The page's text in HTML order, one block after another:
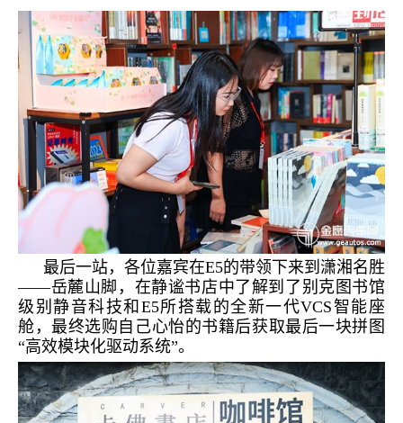
最后一站，各位嘉宾在E5的带领下来到潇湘名胜
——岳麓山脚，在静谧书店中了解到了别克图书馆
级别静音科技和E5所搭载的全新一代VCS智能座
舱 ，最终选购自己心怡的书籍后获取最后一块拼图
“高效模块化驱动系统”。